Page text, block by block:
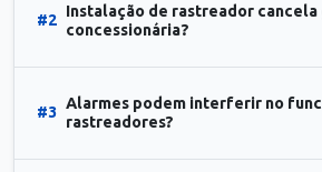
#2
Instalação de rastreador cancela
concessionária?
#3
Alarmes podem interferir no
rastreadores?